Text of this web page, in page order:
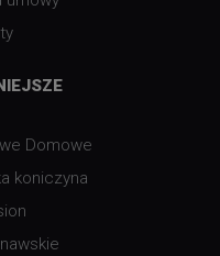
Domowe
koniczyna